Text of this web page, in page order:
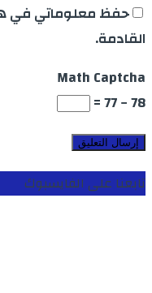
حفظ معلوماتي في
القادمة.
Math Captcha
78 − 77 =
تابعنا على الفايسبوك